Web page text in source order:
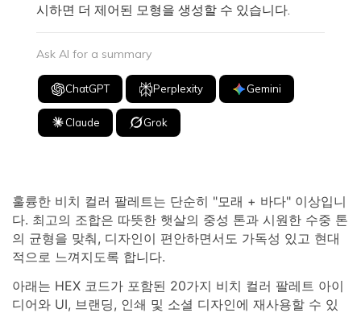
시하면 더 제어된 모형을 생성할 수 있습니다.
Ask AI for a summary
ChatGPT Perplexity Gemini
Claude Grok
훌륭한 비치 컬러 팔레트는 단순히 "모래 + 바다" 이상입니
다. 최고의 조합은 따뜻한 햇살의 중성 톤과 시원한 수중 톤
의 균형을 맞춰, 디자인이 편안하면서도 가독성 있고 현대
적으로 느껴지도록 합니다.
아래는 HEX 코드가 포함된 20가지 비치 컬러 팔레트 아이
디어와 UI, 브랜딩, 인쇄 및 소셜 디자인에 재사용할 수 있